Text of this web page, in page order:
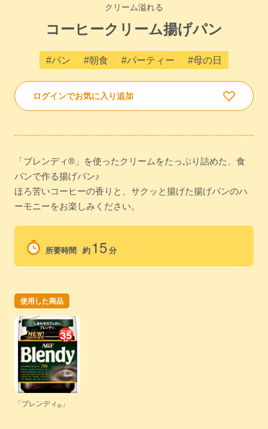
クリーム溢れる
コーヒークリーム揚げパン
#パン #朝食 #パーティー #母の日
ログインでお気に入り追加
「ブレンディ®」を使ったクリームをたっぷり詰めた、食
パンで作る揚げパン♪
ほろ苦いコーヒーの香りと、サクッと揚げた揚げパンのハ
ーモニーをお楽しみください。
所要時間 約 15 分
使用した商品
「ブレンディ ® 」